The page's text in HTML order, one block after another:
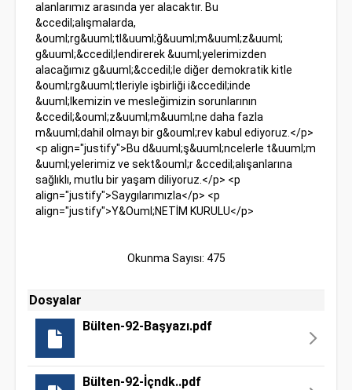
Okunma Sayısı: 475
Dosyalar
Bülten-92-Başyazı.pdf
Bülten-92-İçndk..pdf